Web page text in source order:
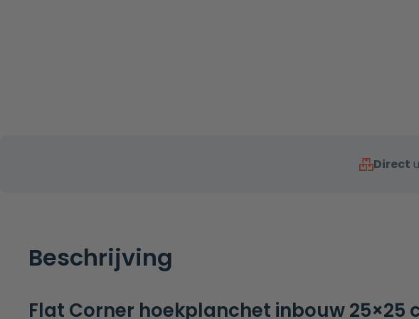
Direct
Beschrijving
Flat Corner hoekplanchet inbouw 25×25